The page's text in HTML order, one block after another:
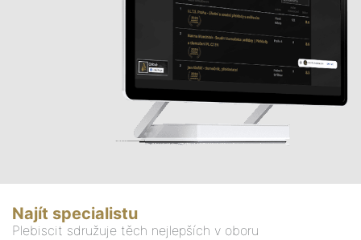
Najít specialistu
Plebiscit sdružuje těch nejlepších v oboru